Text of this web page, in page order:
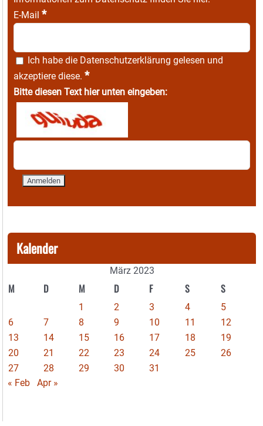
E-Mail *
Ich habe die Datenschutzerklärung gelesen und
akzeptiere diese. *
Bitte diesen Text hier unten eingeben:
Kalender
März 2023
M D M D F S S
1 2 3 4
5
6
7 8 9 10 11
12
13
14 15 16 17 18
19
20
21 22 23 24 25
26
27
28 29 30
31
« Feb
Apr »